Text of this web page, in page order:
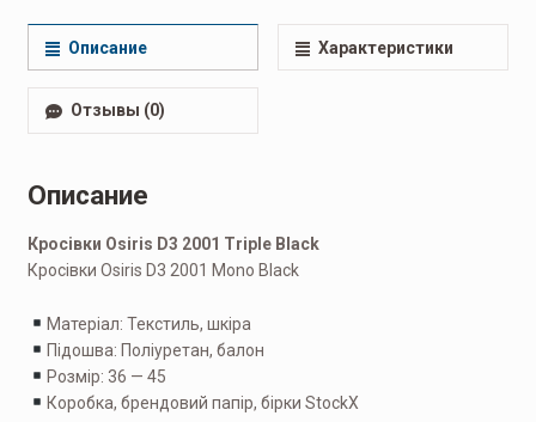
Описание Характеристики
Отзывы (0)
Описание
Кросівки Osiris D3 2001 Triple Black
Кросівки Osiris D3 2001 Mono Black
Матеріал: Текстиль, шкіра
Підошва: Поліуретан, балон
Розмір: 36 — 45
Коробка, брендовий папір, бірки StockX